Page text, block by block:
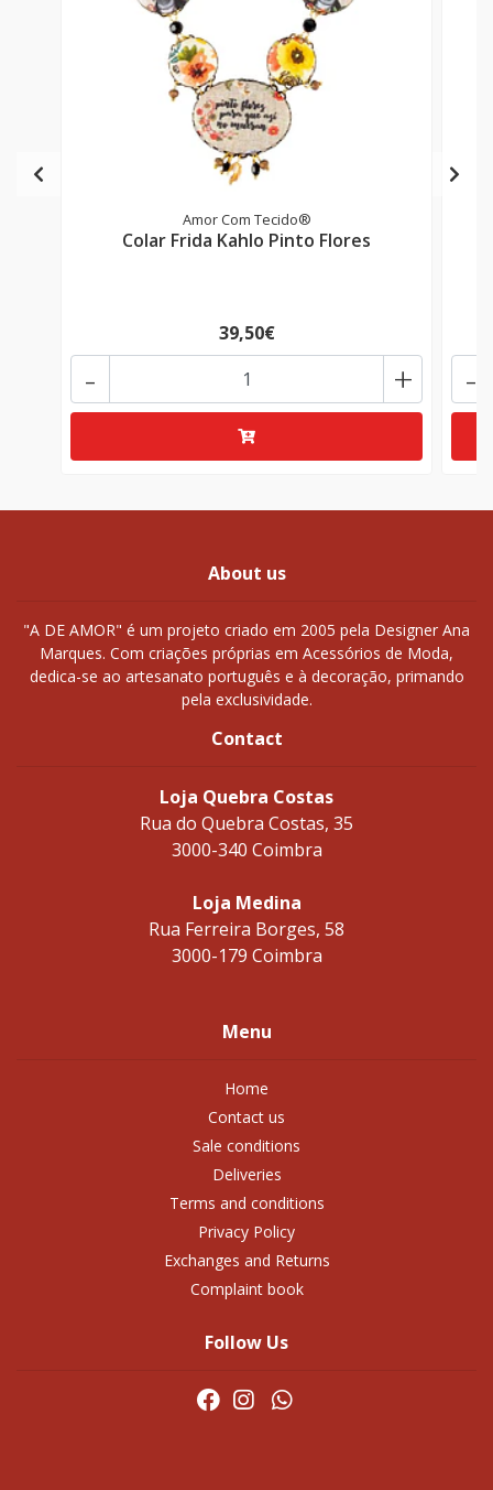
Amor Com Tecido®
Colar Frida Kahlo Pinto Flores
39,50€
+
- -
About us
"A DE AMOR" é um projeto criado em 2005 pela Designer Ana
Marques. Com criações próprias em Acessórios de Moda,
dedica-se ao artesanato português e à decoração, primando
pela exclusividade.
Contact
Loja Quebra Costas
Rua do Quebra Costas, 35
3000-340 Coimbra
Loja Medina
Rua Ferreira Borges, 58
3000-179 Coimbra
Menu
Home
Contact us
Sale conditions
Deliveries
Terms and conditions
Privacy Policy
Exchanges and Returns
Complaint book
Follow Us